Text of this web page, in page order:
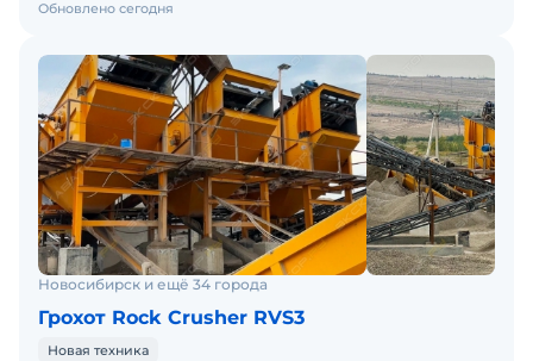
Обновлено сегодня
Новосибирск и ещё 34 города
Грохот Rock Crusher RVS3
Новая техника